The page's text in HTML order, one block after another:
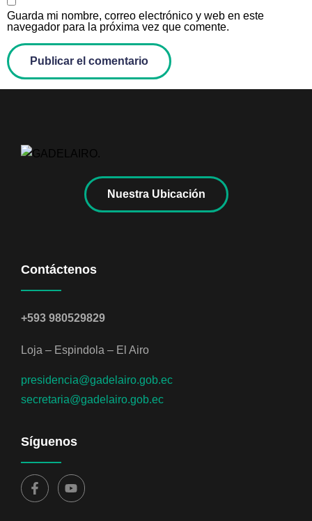
Guarda mi nombre, correo electrónico y web en este
navegador para la próxima vez que comente.
Nuestra Ubicación
Contáctenos
+593 980529829
Loja – Espindola – El Airo
presidencia@gadelairo.gob.ec
secretaria@gadelairo.gob.ec
Síguenos